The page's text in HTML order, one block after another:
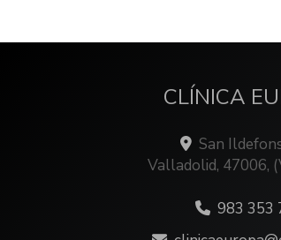
CLÍNICA
San
Valladolid, 47006,
983 353